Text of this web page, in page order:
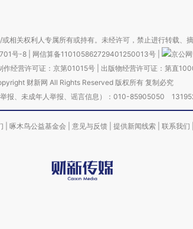
相关权利人专属所有或持有。未经许可，禁止进行转载、
号-8 网信算备110105862729401250013号
京公
作经营许可证：京第01015号| 出版物经营许可证：第直
财新网 All Rights Reserved 版权所有 复制必究
举报、未成年人举报、谣言信息）：010-85905050
啄木鸟公益基金会 意见与反馈 提供新闻线索 联系我们